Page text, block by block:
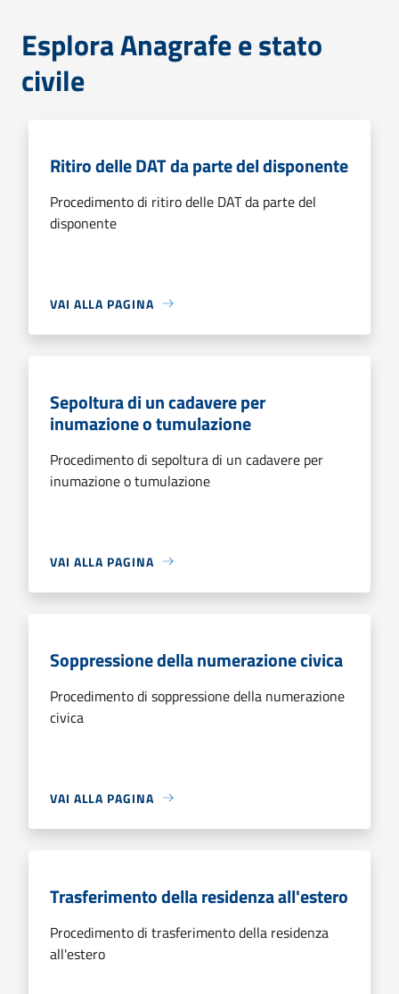
Esplora Anagrafe e stato
civile
Ritiro delle DAT da parte del disponente
Procedimento di ritiro delle DAT da parte del
disponente
VAI ALLA PAGINA
Sepoltura di un cadavere per
inumazione o tumulazione
Procedimento di sepoltura di un cadavere per
inumazione o tumulazione
VAI ALLA PAGINA
Soppressione della numerazione civica
Procedimento di soppressione della numerazione
civica
VAI ALLA PAGINA
Trasferimento della residenza all'estero
Procedimento di trasferimento della residenza
all'estero